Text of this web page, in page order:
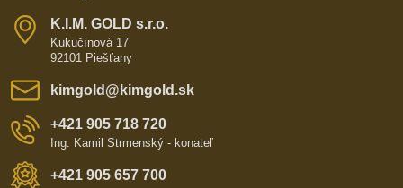
K​​.I​​.M​​. GOLD s​​.r​​.o​​.
Kukučínová 17
92101 Piešťany
kimgold​@kimgold​.sk
+421 905 718 720
Ing. Kamil Strmenský - konateľ
+421 905 657 700